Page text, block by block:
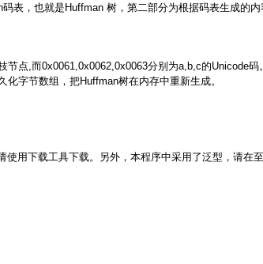
表，也就是Huffman 树，第二部分为根据码表生成的
点,而0x0061,0x0062,0x0063分别为a,b,c的Unicode码
字节数组，把Huffman树在内存中重新生成。
用下载工具下载。另外，本程序中采用了泛型，请在